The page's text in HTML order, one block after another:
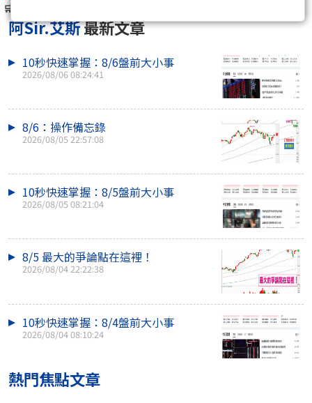
🛒
阿Sir.艾斯最新文章
10秒快速掌握：8/6盤前大小事
2026/08/06 08:24:41
8/6：操作備忘錄
2026/08/05 22:57:08
10秒快速掌握：8/5盤前大小事
2026/08/05 08:21:04
8/5 最大的爭論點在這裡！
2026/08/04 22:22:38
10秒快速掌握：8/4盤前大小事
2026/08/04 08:10:24
熱門焦點文章